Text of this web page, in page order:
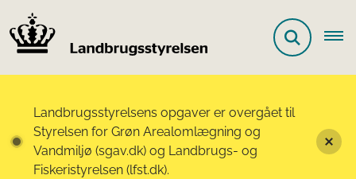
Landbrugsstyrelsens opgaver er overgået til
Styrelsen for Grøn Arealomlægning og
Vandmiljø (sgav.dk) og Landbrugs- og
Fiskeristyrelsen (lfst.dk).